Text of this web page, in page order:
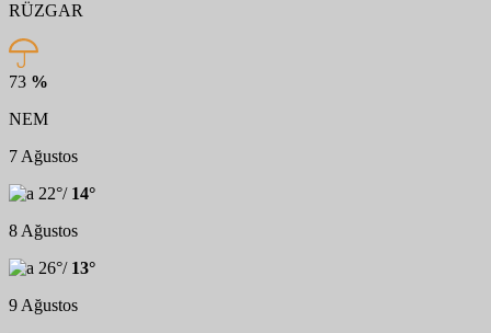
RÜZGAR
73 %
NEM
7 Ağustos
22°/ 14°
8 Ağustos
26°/ 13°
9 Ağustos